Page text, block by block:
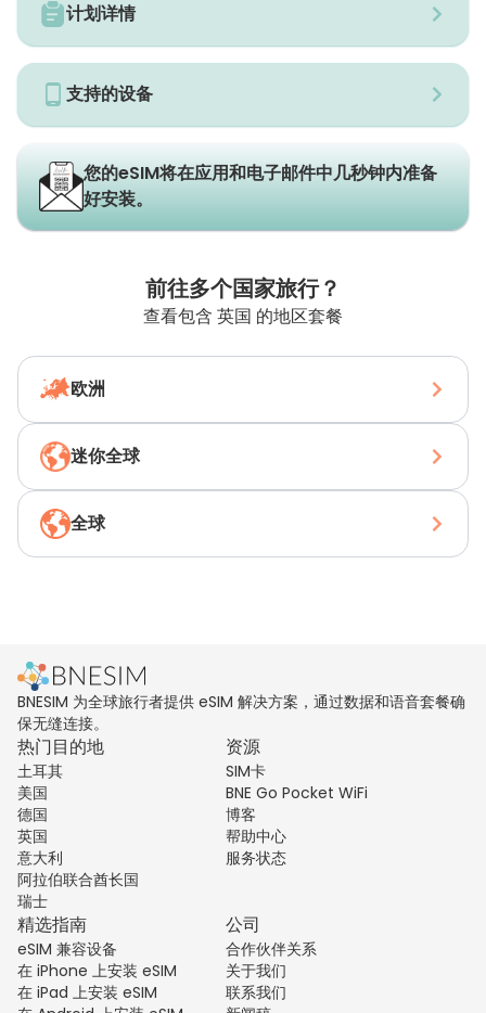
计划详情
支持的设备
您的eSIM将在应用和电子邮件中几秒钟内准备
好安装。
前往多个国家旅行？
查看包含 英国 的地区套餐
欧洲
迷你全球
全球
BNESIM 为全球旅行者提供 eSIM 解决方案，通过数据和语音套餐确
保无缝连接。
热门目的地
土耳其
美国
德国
英国
意大利
阿拉伯联合酋长国
瑞士
资源
SIM卡
BNE Go Pocket WiFi
博客
帮助中心
服务状态
精选指南
eSIM 兼容设备
在 iPhone 上安装 eSIM
在 iPad 上安装 eSIM
公司
合作伙伴关系
关于我们
联系我们